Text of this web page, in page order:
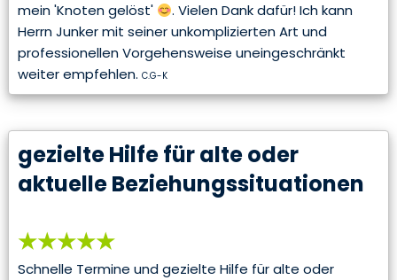
mein 'Knoten gelöst'
. Vielen Dank dafür! Ich kann
Herrn Junker mit seiner unkomplizierten Art und
professionellen Vorgehensweise uneingeschränkt
weiter empfehlen. C.G-K
gezielte Hilfe für alte oder
aktuelle Beziehungssituationen
★★★★★
Schnelle Termine und gezielte Hilfe für alte oder